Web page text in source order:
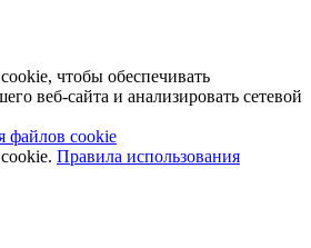
чтобы обеспечивать
веб-сайта и анализировать сетевой
файлов cookie
Правила использования